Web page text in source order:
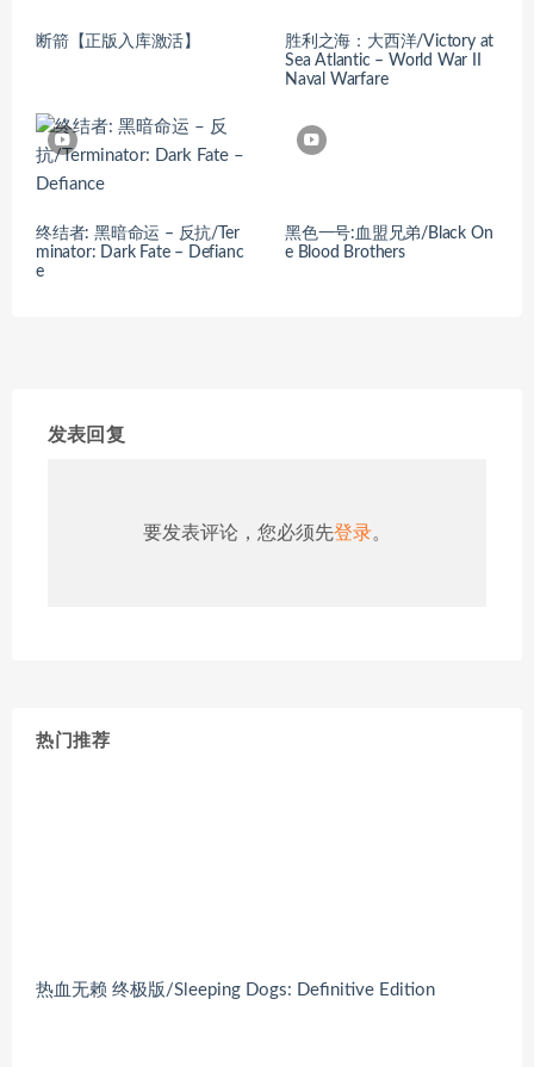
断箭【正版入库激活】
胜利之海：大西洋/Victory at
Sea Atlantic – World War II
Naval Warfare
终结者: 黑暗命运 – 反抗/Ter
minator: Dark Fate – Defianc
e
黑色一号:血盟兄弟/Black On
e Blood Brothers
发表回复
要发表评论，您必须先登录。
热门推荐
热血无赖 终极版/Sleeping Dogs: Definitive Edition